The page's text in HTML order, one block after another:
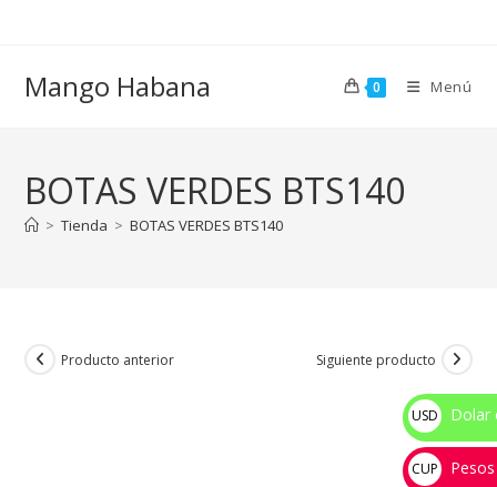
Mango Habana 0 Menú
BOTAS VERDES BTS140
> Tienda > BOTAS VERDES BTS140
Producto anterior Siguiente producto
USD
$
Dolar
CUP
Pesos